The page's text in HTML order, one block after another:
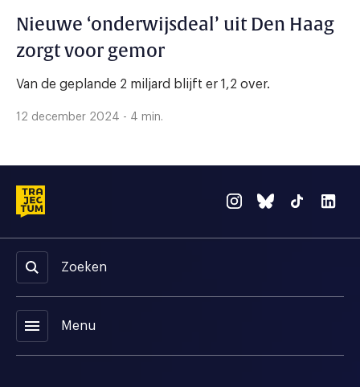
Nieuwe ‘onderwijsdeal’ uit Den Haag
zorgt voor gemor
Van de geplande 2 miljard blijft er 1,2 over.
12 december 2024 - 4 min.
Zoeken
menu Menu